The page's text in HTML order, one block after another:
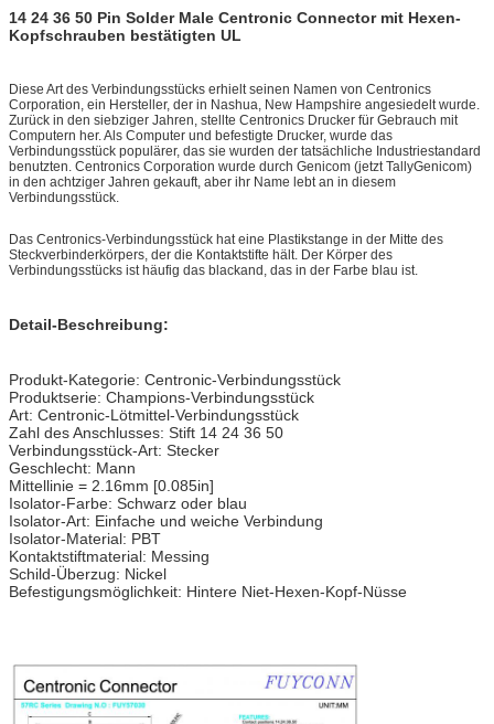
14 24 36 50 Pin Solder Male Centronic Connector mit Hexen-
Kopfschrauben bestätigten UL
Diese Art des Verbindungsstücks erhielt seinen Namen von Centronics
Corporation, ein Hersteller, der in Nashua, New Hampshire angesiedelt wurde.
Zurück in den siebziger Jahren, stellte Centronics Drucker für Gebrauch mit
Computern her. Als Computer und befestigte Drucker, wurde das
Verbindungsstück populärer, das sie wurden der tatsächliche Industriestandard
benutzten. Centronics Corporation wurde durch Genicom (jetzt TallyGenicom)
in den achtziger Jahren gekauft, aber ihr Name lebt an in diesem
Verbindungsstück.
Das Centronics-Verbindungsstück hat eine Plastikstange in der Mitte des
Steckverbinderkörpers, der die Kontaktstifte hält. Der Körper des
Verbindungsstücks ist häufig das blackand, das in der Farbe blau ist.
Detail-Beschreibung:
Produkt-Kategorie: Centronic-Verbindungsstück
Produktserie: Champions-Verbindungsstück
Art: Centronic-Lötmittel-Verbindungsstück
Zahl des Anschlusses: Stift 14 24 36 50
Verbindungsstück-Art: Stecker
Geschlecht: Mann
Mittellinie = 2.16mm [0.085in]
Isolator-Farbe: Schwarz oder blau
Isolator-Art: Einfache und weiche Verbindung
Isolator-Material: PBT
Kontaktstiftmaterial: Messing
Schild-Überzug: Nickel
Befestigungsmöglichkeit: Hintere Niet-Hexen-Kopf-Nüsse